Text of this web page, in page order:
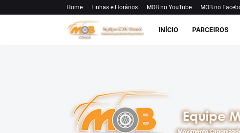
Home Linhas e Horários MOB no YouTube MOB no
INÍCIO PARCEIROS